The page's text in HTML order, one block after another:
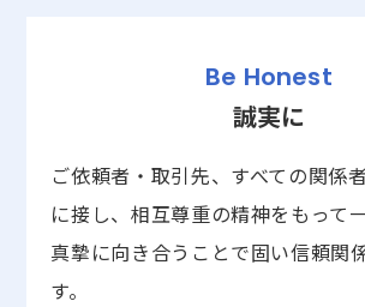
Be Honest
誠実に
ご依頼者・取引先、すべての関係
に接し、相互尊重の精神をもって
真摯に向き合うことで固い信頼関
す。